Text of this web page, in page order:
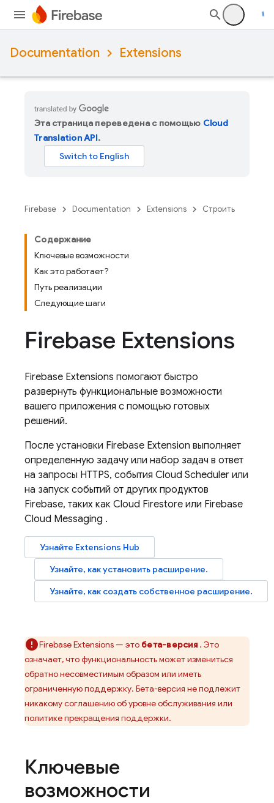
Documentation Extensions
Эта страница переведена с помощью Cloud
Translation API.
Firebase Documentation Extensions Строить
Содержание
Ключевые возможности
Как это работает?
Путь реализации
Следующие шаги
Firebase Extensions
Firebase Extensions помогают быстро
развернуть функциональные возможности
вашего приложения с помощью готовых
решений.
После установки Firebase Extension выполняет
определенную задачу или набор задач в ответ
на запросы HTTPS, события Cloud Scheduler или
на запуск событий от других продуктов
Firebase, таких как Cloud Firestore или Firebase
Cloud Messaging .
Узнайте Extensions Hub
Узнайте, как установить расширение.
Узнайте, как создать собственное расширение.
Firebase Extensions— это бета-версия. Это
означает, что функциональность может измениться
обратно несовместимым образом или иметь
ограниченную поддержку. Бета-версия не подлежит
никакому соглашению об уровне обслуживания или
политике прекращения поддержки.
Ключевые
возможности